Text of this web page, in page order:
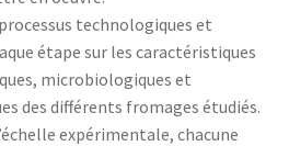
technologiques et
étape sur les caractéristiques
microbiologiques et
des différents fromages étudiés.
expérimentale, chacune